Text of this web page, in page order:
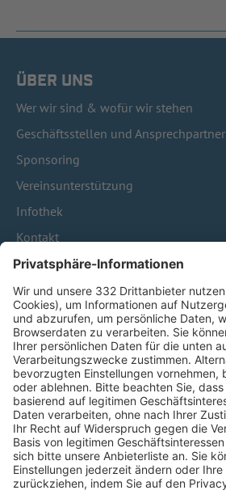
ÜBER UNS
Wer wir sind & wofür wir stehen
Geschäftsstellen und Ansprechpartner
Sponsoring
Vereinsunterstützung
Infothek
Kontakt
HÄUFIG BESUCHTE SEITEN
Pässe und Vereinswechsel
Trainerausbildung
Schulungsangebot Vereinsmitarbeiter
BFV-Geschäftsstellen
Trainerbörse
Login SpielPlus
FOLGE DEM BFV